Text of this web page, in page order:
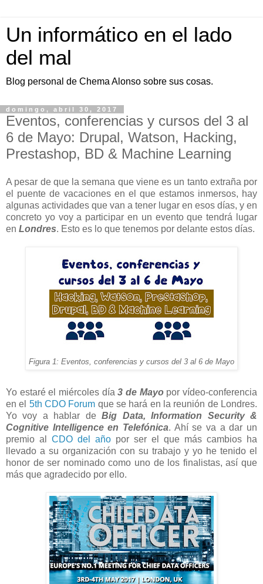
Un informático en el lado
del mal
Blog personal de Chema Alonso sobre sus cosas.
domingo, abril 30, 2017
Eventos, conferencias y cursos del 3 al
6 de Mayo: Drupal, Watson, Hacking,
Prestashop, BD & Machine Learning
A pesar de que la semana que viene es un tanto extraña por
el puente de vacaciones en el que estamos inmersos, hay
algunas actividades que van a tener lugar en esos días, y en
concreto yo voy a participar en un evento que tendrá lugar
en Londres. Esto es lo que tenemos por delante estos días.
Figura 1: Eventos, conferencias y cursos del 3 al 6 de Mayo
Yo estaré el miércoles día3 de Mayopor vídeo-conferencia
en el 5th CDO Forum que se hará en la reunión de Londres.
Yo voy a hablar deBig Data, Information Security &
Cognitive Intelligence en Telefónica. Ahí se va a dar un
premio al CDO del año por ser el que más cambios ha
llevado a su organización con su trabajo y yo he tenido el
honor de ser nominado como uno de los finalistas, así que
más que agradecido por ello.